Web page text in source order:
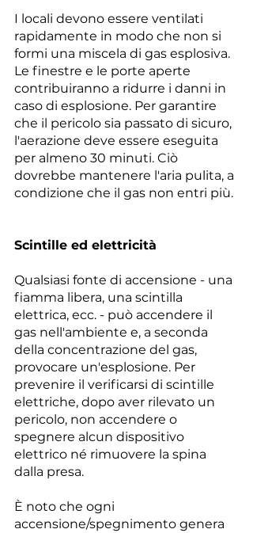
I locali devono essere ventilati
rapidamente in modo che non si
formi una miscela di gas esplosiva.
Le finestre e le porte aperte
contribuiranno a ridurre i danni in
caso di esplosione. Per garantire
che il pericolo sia passato di sicuro,
l'aerazione deve essere eseguita
per almeno 30 minuti. Ciò
dovrebbe mantenere l'aria pulita, a
condizione che il gas non entri più.
Scintille ed elettricità
Qualsiasi fonte di accensione - una
fiamma libera, una scintilla
elettrica, ecc. - può accendere il
gas nell'ambiente e, a seconda
della concentrazione del gas,
provocare un'esplosione. Per
prevenire il verificarsi di scintille
elettriche, dopo aver rilevato un
pericolo, non accendere o
spegnere alcun dispositivo
elettrico né rimuovere la spina
dalla presa.
È noto che ogni
accensione/spegnimento genera